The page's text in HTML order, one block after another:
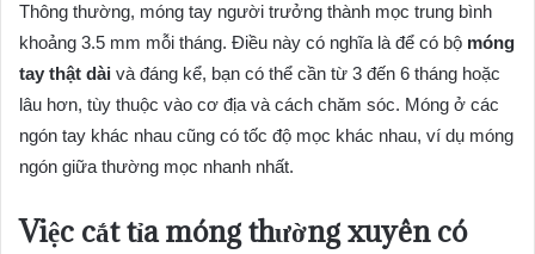
Thông thường, móng tay người trưởng thành mọc trung bình
khoảng 3.5 mm mỗi tháng. Điều này có nghĩa là để có bộ móng
tay thật dài và đáng kể, bạn có thể cần từ 3 đến 6 tháng hoặc
lâu hơn, tùy thuộc vào cơ địa và cách chăm sóc. Móng ở các
ngón tay khác nhau cũng có tốc độ mọc khác nhau, ví dụ móng
ngón giữa thường mọc nhanh nhất.
Việc cắt tỉa móng thường xuyên có